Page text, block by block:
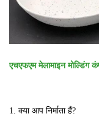
एचएफएम मेलामाइन मोल्डिंग
1. क्या आप निर्माता हैं?